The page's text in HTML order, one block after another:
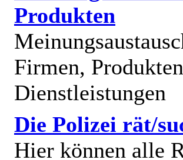
Produkten
Firmen,
Dienstleistungen
Die Polizei rät/
Hier können alle